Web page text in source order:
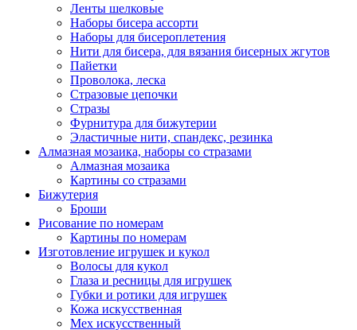
Ленты шелковые
Наборы бисера ассорти
Наборы для бисероплетения
Нити для бисера, для вязания бисерных жгутов
Пайетки
Проволока, леска
Стразовые цепочки
Стразы
Фурнитура для бижутерии
Эластичные нити, спандекс, резинка
Алмазная мозаика, наборы со стразами
Алмазная мозаика
Картины co стразами
Бижутерия
Броши
Рисование по номерам
Картины по номерам
Изготовление игрушек и кукол
Волосы для кукол
Глаза и ресницы для игрушек
Губки и ротики для игрушек
Кожа искусственная
Мех искусственный